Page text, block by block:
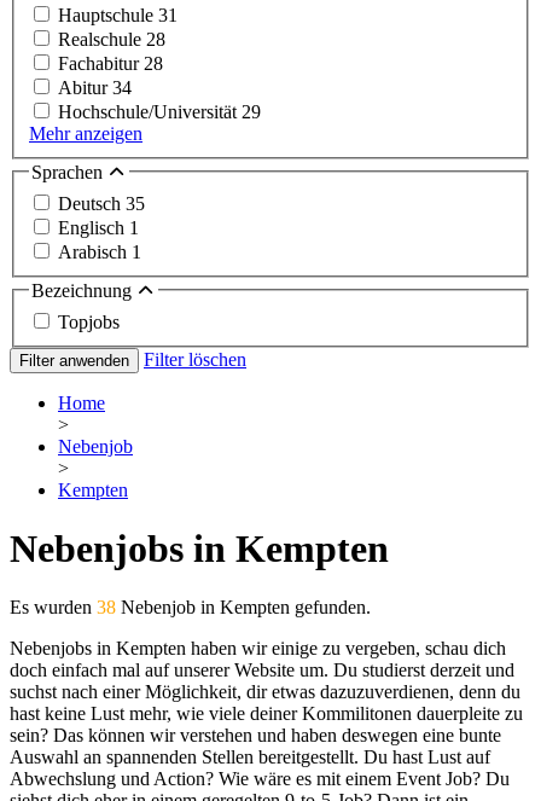
Hauptschule 31
Realschule 28
Fachabitur28
Abitur34
Hochschule/Universität29
Mehr anzeigen
Sprachen
Deutsch 35
Englisch 1
Arabisch 1
Bezeichnung
Topjobs
Filter anwenden Filter löschen
Home
>
Nebenjob
>
Kempten
Nebenjobs in Kempten
Es wurden 38 Nebenjob in Kempten gefunden.
Nebenjobs in Kempten haben wir einige zu vergeben, schau dich
doch einfach mal auf unserer Website um. Du studierst derzeit und
suchst nach einer Möglichkeit, dir etwas dazuzuverdienen, denn du
hast keine Lust mehr, wie viele deiner Kommilitonen dauerpleite zu
sein? Das können wir verstehen und haben deswegen eine bunte
Auswahl an spannenden Stellen bereitgestellt. Du hast Lust auf
Abwechslung und Action? Wie wäre es mit einem Event Job? Du